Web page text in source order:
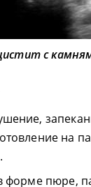
с
на
форме пюре,